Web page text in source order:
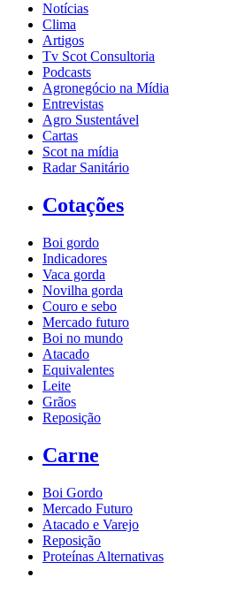
Notícias
Clima
Artigos
Tv Scot Consultoria
Podcasts
Agronegócio na Mídia
Entrevistas
Agro Sustentável
Cartas
Scot na mídia
Radar Sanitário
Cotações
Boi gordo
Indicadores
Vaca gorda
Novilha gorda
Couro e sebo
Mercado futuro
Boi no mundo
Atacado
Equivalentes
Leite
Grãos
Reposição
Carne
Boi Gordo
Mercado Futuro
Atacado e Varejo
Reposição
Proteínas Alternativas